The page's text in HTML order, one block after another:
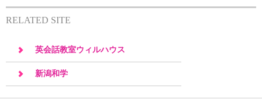
RELATED SITE
英会話教室ウィルハウス
新潟和学